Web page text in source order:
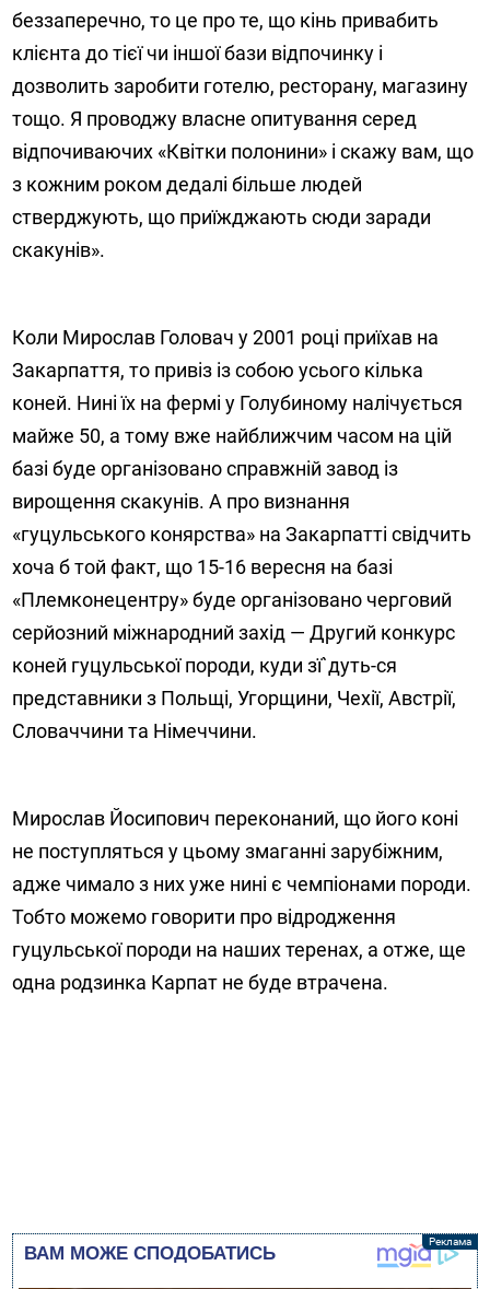
беззаперечно, то це про те, що кінь привабить
клієнта до тієї чи іншої бази відпочинку і
дозволить заробити готелю, ресторану, магазину
тощо. Я проводжу власне опитування серед
відпочиваючих «Квітки полонини» і скажу вам, що
з кожним роком дедалі більше людей
стверджують, що приїжджають сюди заради
скакунів».
Коли Мирослав Головач у 2001 році приїхав на
Закарпаття, то привіз із собою усього кілька
коней. Нині їх на фермі у Голубиному налічується
майже 50, а тому вже найближчим часом на цій
базі буде організовано справжній завод із
вирощення скакунів. А про визнання
«гуцульського конярства» на Закарпатті свідчить
хоча б той факт, що 15-16 вересня на базі
«Племконецентру» буде організовано черговий
серйозний міжнародний захід — Другий конкурс
коней гуцульської породи, куди зї`дуть-ся
представники з Польщі, Угорщини, Чехії, Австрії,
Словаччини та Німеччини.
Мирослав Йосипович переконаний, що його коні
не поступляться у цьому змаганні зарубіжним,
адже чимало з них уже нині є чемпіонами породи.
Тобто можемо говорити про відродження
гуцульської породи на наших теренах, а отже, ще
одна родзинка Карпат не буде втрачена.